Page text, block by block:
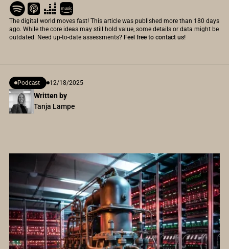
The digital world moves fast! This article was published more than 180 days
ago. While the core ideas may still hold value, some details or data might be
outdated. Need up-to-date assessments? Feel free to contact us!
Written by
Tanja Lampe
Podcast 12/18/2025